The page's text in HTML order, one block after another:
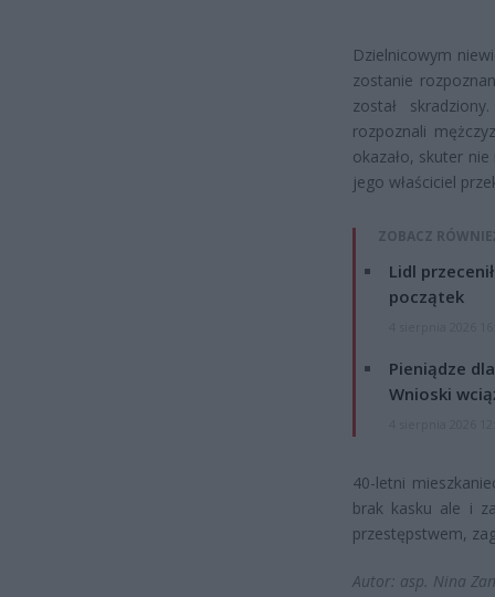
Dzielnicowym
zostanie
został
rozpoznali
okazało, skuter
jego właściciel
ZOBACZ
Lidl
początek
Pieniądze
Wnioski
40-letni
brak kasku ale i
przestępstwem,
Autor: asp. Nina